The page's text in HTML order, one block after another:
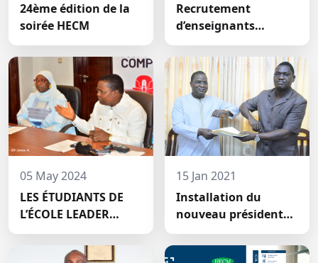
24ème édition de la
soirée HECM
Recrutement
d’enseignants
permanents à HECM :
deux nouveaux
jeunes docteurs ont
prêté́ serment
05 May 2024
LES ÉTUDIANTS DE
L’ÉCOLE LEADER
MOBILISENT UNE
SOMME DE 2.047.500
15 Jan 2021
Installation du
nouveau président
du conseil
scientifique de HECM